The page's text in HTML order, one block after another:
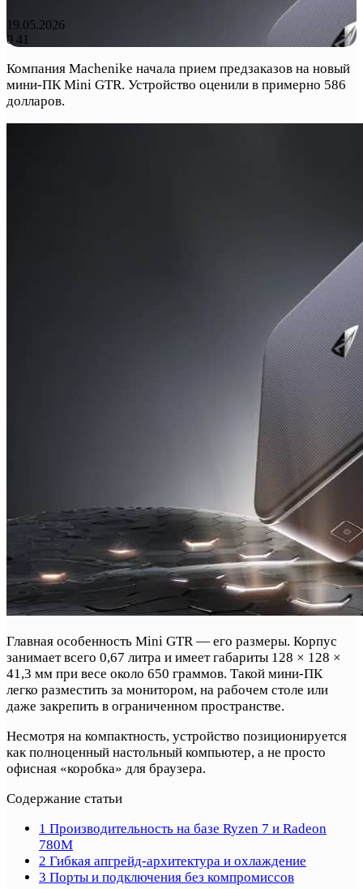
19.05.2026
0 41
Компания Machenike начала прием предзаказов на новый
мини-ПК Mini GTR. Устройство оценили в примерно 586
долларов.
Главная особенность Mini GTR — его размеры. Корпус
занимает всего 0,67 литра и имеет габариты 128 × 128 ×
41,3 мм при весе около 650 граммов. Такой мини-ПК
легко разместить за монитором, на рабочем столе или
даже закрепить в ограниченном пространстве.
Несмотря на компактность, устройство позиционируется
как полноценный настольный компьютер, а не просто
офисная «коробка» для браузера.
Содержание статьи
1 Производительность на базе Ryzen 7 и Radeon
780M
2 Гибкая апгрейд-архитектура и охлаждение
3 Порты и подключения без компромиссов